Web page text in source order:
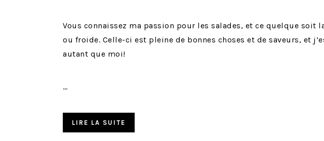
Vous connaissez ma passion pour les salades, et ce quelque soit
ou froide. Celle-ci est pleine de bonnes choses et de saveurs, et
autant que moi!
…
LIRE LA SUITE